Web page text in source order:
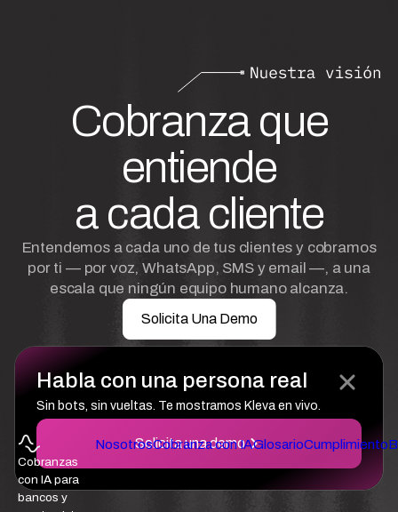
Habla con una persona real
Sin bots, sin vueltas. Te mostramos Kleva en vivo.
Solicita una demo
Cobranza que
entiende
a cada cliente
Entendemos a cada uno de tus clientes y cobramos
por ti — por voz, WhatsApp, SMS y email —, a una
escala que ningún equipo humano alcanza.
Solicita Una Demo
Cobranzas
con IA para
bancos y
NosotrosCobranza con IAGlosarioCumplimiento